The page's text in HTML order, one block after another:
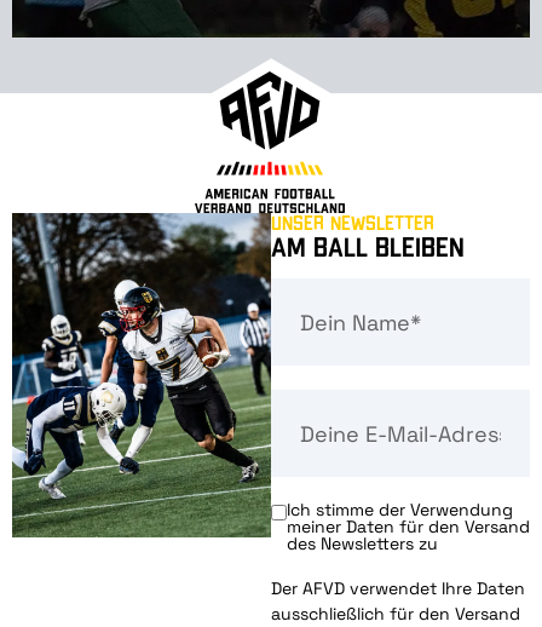
Unser Newsletter
Am Ball bleiben
Ich stimme der Verwendung
meiner Daten für den Versand
des Newsletters zu
Der AFVD verwendet Ihre Daten
ausschließlich für den Versand